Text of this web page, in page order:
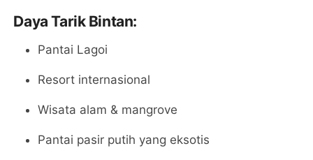
Daya Tarik Bintan:
Pantai Lagoi
Resort internasional
Wisata alam & mangrove
Pantai pasir putih yang eksotis